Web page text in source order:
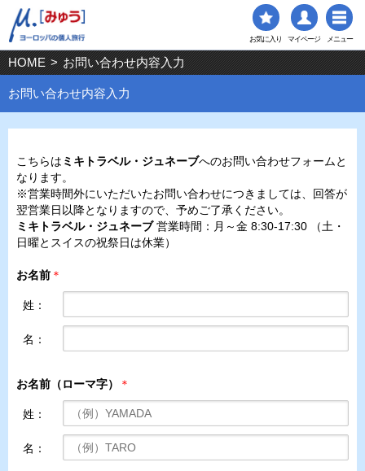
お気に入り マイページ メニュー
HOME > お問い合わせ内容入力
お問い合わせ内容入力
こちらは ミキトラベル・ジュネーブへのお問い合わせフォームと
なります。
※営業時間外にいただいたお問い合わせにつきましては、回答が
翌営業日以降となりますので、予めご了承ください。
ミキトラベル・ジュネーブ営業時間：月～金 8:30-17:30 （土・
日曜とスイスの祝祭日は休業）
お名前 ＊
姓：
名：
お名前（ローマ字） ＊
姓：
名：